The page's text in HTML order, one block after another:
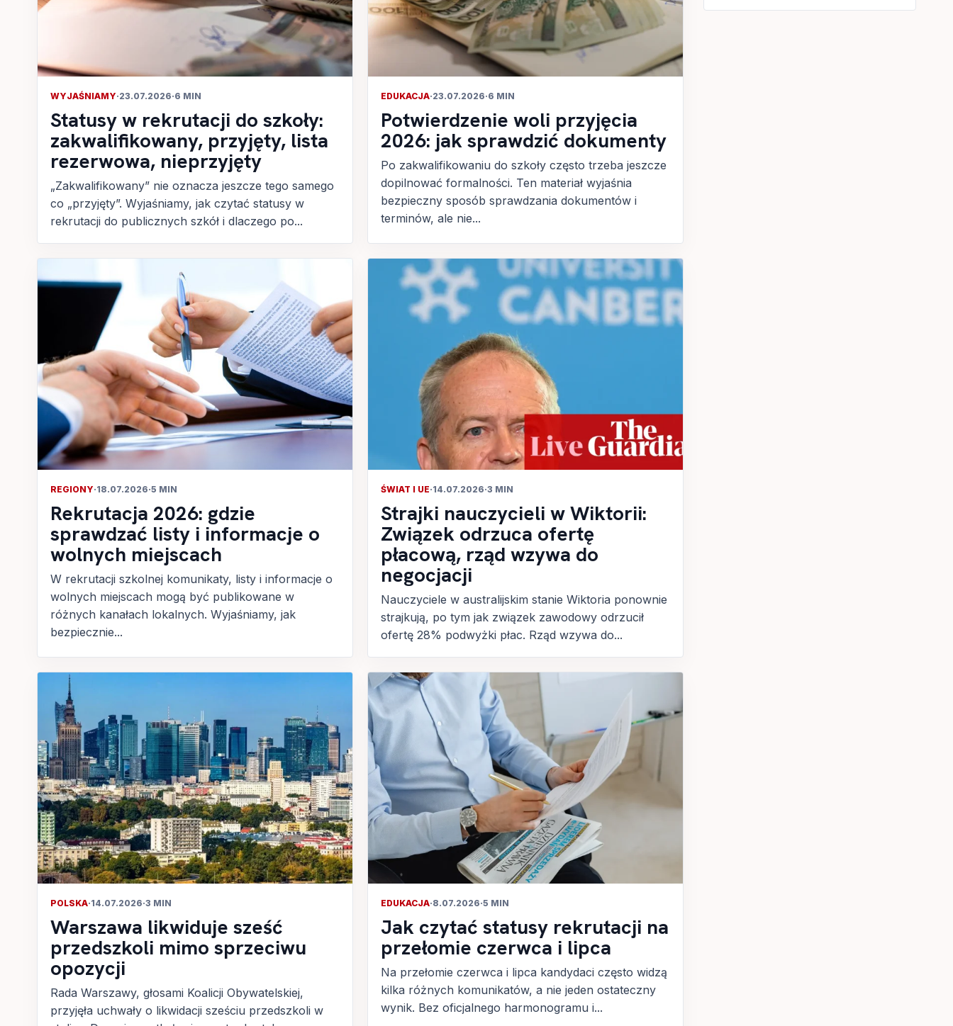
WYJAŚNIAMY·23.07.2026·6 MIN
Statusy w rekrutacji do szkoły:
zakwalifikowany, przyjęty, lista
rezerwowa, nieprzyjęty
„Zakwalifikowany” nie oznacza jeszcze tego samego
co „przyjęty”. Wyjaśniamy, jak czytać statusy w
rekrutacji do publicznych szkół i dlaczego po...
EDUKACJA·23.07.2026·6 MIN
Potwierdzenie woli przyjęcia
2026: jak sprawdzić dokumenty
Po zakwalifikowaniu do szkoły często trzeba jeszcze
dopilnować formalności. Ten materiał wyjaśnia
bezpieczny sposób sprawdzania dokumentów i
terminów, ale nie...
REGIONY·18.07.2026·5 MIN
Rekrutacja 2026: gdzie
sprawdzać listy i informacje o
wolnych miejscach
W rekrutacji szkolnej komunikaty, listy i informacje o
wolnych miejscach mogą być publikowane w
różnych kanałach lokalnych. Wyjaśniamy, jak
bezpiecznie...
ŚWIAT I UE·14.07.2026·3 MIN
Strajki nauczycieli w Wiktorii:
Związek odrzuca ofertę
płacową, rząd wzywa do
negocjacji
Nauczyciele w australijskim stanie Wiktoria ponownie
strajkują, po tym jak związek zawodowy odrzucił
ofertę 28% podwyżki płac. Rząd wzywa do...
POLSKA·14.07.2026·3 MIN
Warszawa likwiduje sześć
przedszkoli mimo sprzeciwu
opozycji
Rada Warszawy, głosami Koalicji Obywatelskiej,
przyjęła uchwały o likwidacji sześciu przedszkoli w
EDUKACJA·8.07.2026·5 MIN
Jak czytać statusy rekrutacji na
przełomie czerwca i lipca
Na przełomie czerwca i lipca kandydaci często widzą
kilka różnych komunikatów, a nie jeden ostateczny
wynik. Bez oficjalnego harmonogramu i...